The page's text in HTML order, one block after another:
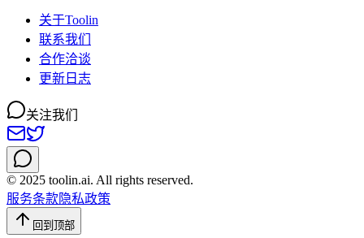
关于Toolin
联系我们
合作洽谈
更新日志
关注我们
© 2025 toolin.ai. All rights reserved.
服务条款隐私政策
回到顶部